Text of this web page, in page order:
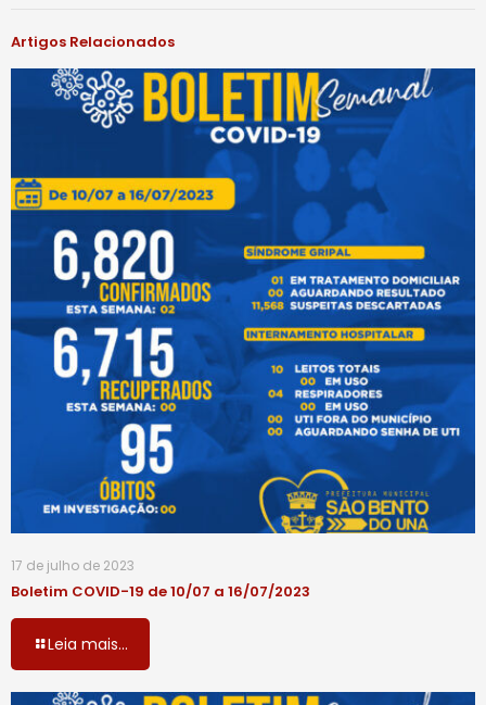
Artigos Relacionados
17 de julho de 2023
Boletim COVID-19 de 10/07 a 16/07/2023
Leia mais...